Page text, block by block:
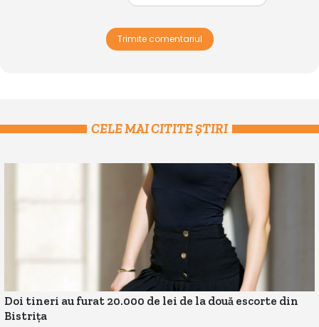
Trimite comentariul
CELE MAI CITITE ȘTIRI
Doi tineri au furat 20.000 de lei de la două escorte din
Bistrița